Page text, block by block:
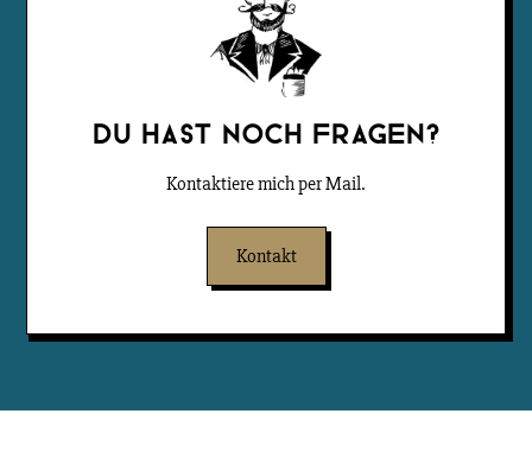
Du Hast noch Fragen?
Kontaktiere mich per Mail.
Kontakt